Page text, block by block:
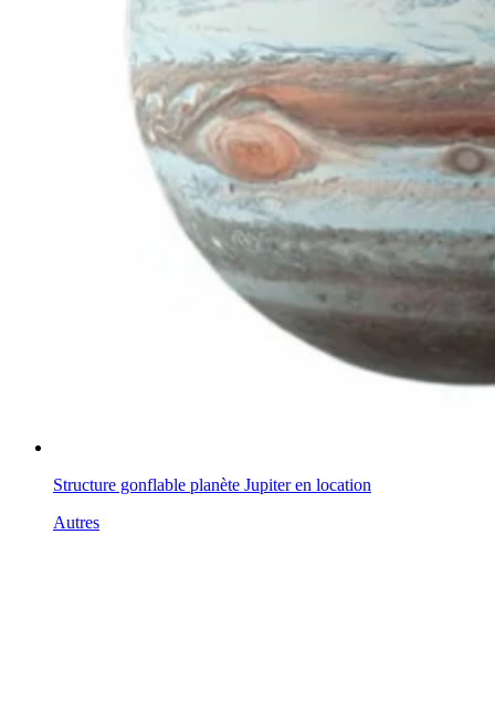
Structure gonflable planète Jupiter en location
Autres